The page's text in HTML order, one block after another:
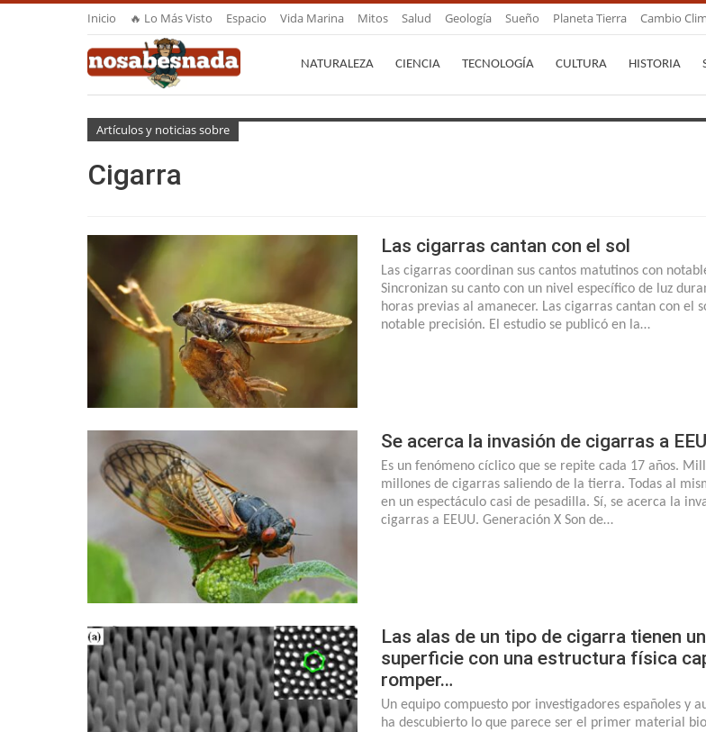
Inicio 🔥 Lo Más Visto Espacio Vida Marina Mitos Salud Geología Sueño Planeta Tierra Cambio
NATURALEZA CIENCIA TECNOLOGÍA CULTURA HISTORIA
Artículos y noticias sobre
Cigarra
Las cigarras cantan con el sol
Las cigarras coordinan sus cantos matutinos con
Sincronizan su canto con un nivel específico de luz
horas previas al amanecer. Las cigarras cantan con el
notable precisión. El estudio se publicó en la…
Se acerca la invasión de cigarras a
Es un fenómeno cíclico que se repite cada 17 años.
millones de cigarras saliendo de la tierra. Todas al
en un espectáculo casi de pesadilla. Sí, se acerca la
cigarras a EEUU. Generación X Son de…
Las alas de un tipo de cigarra tienen
superficie con una estructura física
romper…
Un equipo compuesto por investigadores españoles y
ha descubierto lo que parece ser el primer material